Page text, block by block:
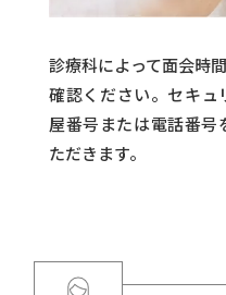
診療科によって面会時
確認ください。セキュ
屋番号または電話番号
ただきます。